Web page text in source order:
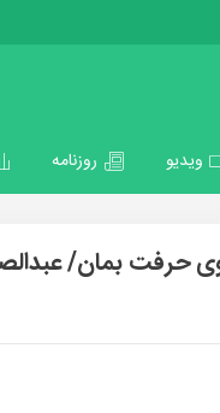
ویدیو روزنامه
حرفت بمان/